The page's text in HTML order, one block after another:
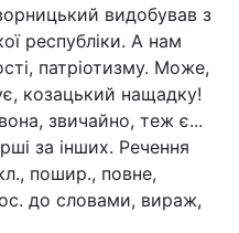
видобував з
республіки. А нам
патріотизму. Може,
козацький нащадку!
звичайно, теж є...
за інших. Речення
пошир., повне,
до словами, вираж,